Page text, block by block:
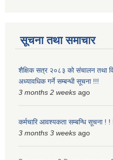
सूचना तथा समाचार
शैक्षिक सत्र २०८३ को संचालन तथा
अध्यावधिक गर्ने सम्बन्धी सूचना !!!
3 months 2 weeks ago
कर्मचारि आवश्यकता सम्बन्धि सूचना ! !
3 months 3 weeks ago